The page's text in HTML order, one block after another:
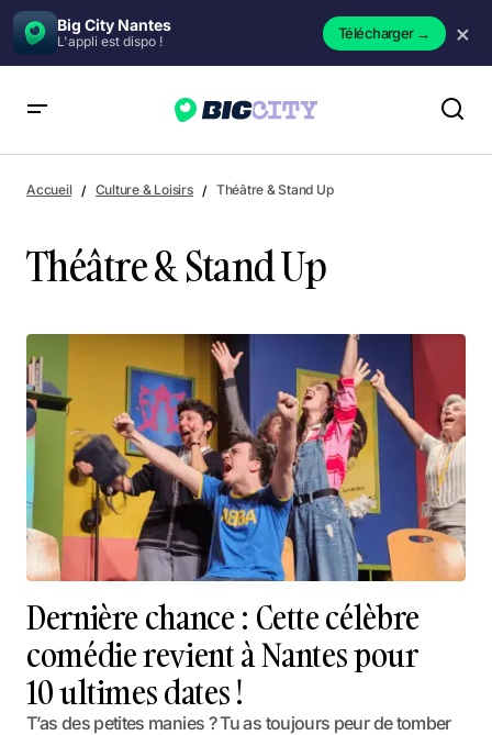
Big City Nantes
L'appli est dispo ! Télécharger→ ×
Accueil Culture & Loisirs Théâtre & Stand Up
Théâtre & Stand Up
Dernière chance : Cette célèbre
comédie revient à Nantes pour
10 ultimes dates !
T’as des petites manies ? Tu as toujours peur de tomber